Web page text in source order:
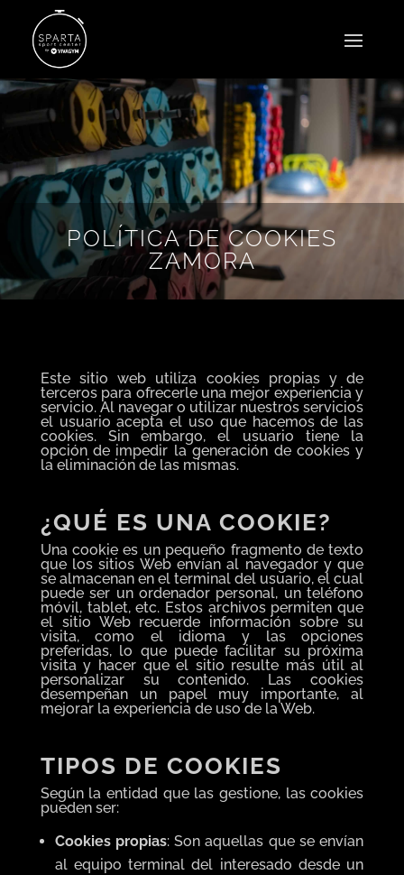
POLÍTICA DE COOKIES
ZAMORA
Este sitio web utiliza cookies propias y de
terceros para ofrecerle una mejor experiencia y
servicio. Al navegar o utilizar nuestros servicios
el usuario acepta el uso que hacemos de las
cookies. Sin embargo, el usuario tiene la
opción de impedir la generación de cookies y
la eliminación de las mismas.
¿QUÉ ES UNA COOKIE?
Una cookie es un pequeño fragmento de texto
que los sitios Web envían al navegador y que
se almacenan en el terminal del usuario, el cual
puede ser un ordenador personal, un teléfono
móvil, tablet, etc. Estos archivos permiten que
el sitio Web recuerde información sobre su
visita, como el idioma y las opciones
preferidas, lo que puede facilitar su próxima
visita y hacer que el sitio resulte más útil al
personalizar su contenido. Las cookies
desempeñan un papel muy importante, al
mejorar la experiencia de uso de la Web.
TIPOS DE COOKIES
Según la entidad que las gestione, las cookies
pueden ser:
Cookies propias: Son aquellas que se envían
al equipo terminal del interesado desde un